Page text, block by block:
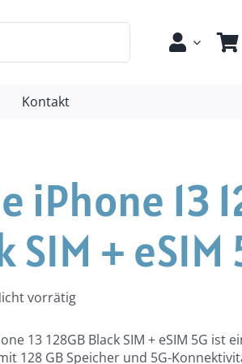
Kontakt
iPhone 13
SIM + eSIM
vorrätig
13 128GB Black SIM + eSIM 5G ist
128 GB Speicher und 5G-